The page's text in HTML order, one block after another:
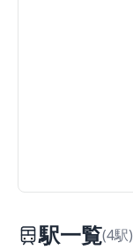
駅一覧(4駅)